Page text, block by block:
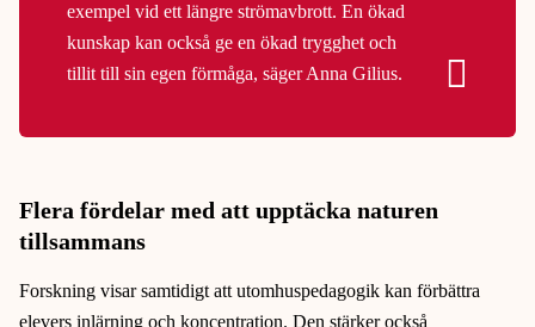
exempel vid ett längre strömavbrott. En ökad
kunskap kan också ge en ökad trygghet och
tillit till sin egen förmåga, säger Anna Gilius.
Flera fördelar med att upptäcka naturen
tillsammans
Forskning visar samtidigt att utomhuspedagogik kan förbättra
elevers inlärning och koncentration. Den stärker också